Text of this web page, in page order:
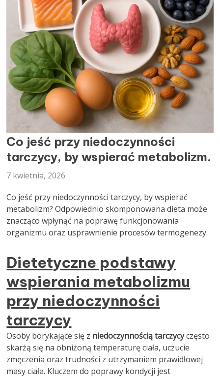
DIETETYK
Co jeść przy niedoczynności
tarczycy, by wspierać metabolizm.
7 kwietnia, 2026
Co jeść przy niedoczynności tarczycy, by wspierać
metabolizm? Odpowiednio skomponowana dieta może
znacząco wpłynąć na poprawę funkcjonowania
organizmu oraz usprawnienie procesów termogenezy.
Dietetyczne podstawy
wspierania metabolizmu
przy niedoczynności
tarczycy
Osoby borykające się z niedoczynnością tarczycyczęsto
skarżą się na obniżoną temperaturę ciała, uczucie
zmęczenia oraz trudności z utrzymaniem prawidłowej
masy ciała. Kluczem do poprawy kondycji jest